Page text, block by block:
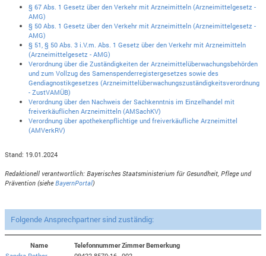
§ 67 Abs. 1 Gesetz über den Verkehr mit Arzneimitteln (Arzneimittelgesetz -
AMG)
§ 50 Abs. 1 Gesetz über den Verkehr mit Arzneimitteln (Arzneimittelgesetz -
AMG)
§ 51, § 50 Abs. 3 i.V.m. Abs. 1 Gesetz über den Verkehr mit Arzneimitteln
(Arzneimittelgesetz - AMG)
Verordnung über die Zuständigkeiten der Arzneimittelüberwachungsbehörden
und zum Vollzug des Samenspenderregistergesetzes sowie des
Gendiagnostikgesetzes (Arzneimittelüberwachungszuständigkeitsverordnung
- ZustVAMÜB)
Verordnung über den Nachweis der Sachkenntnis im Einzelhandel mit
freiverkäuflichen Arzneimitteln (AMSachKV)
Verordnung über apothekenpflichtige und freiverkäufliche Arzneimittel
(AMVerkRV)
Stand: 19.01.2024
Redaktionell verantwortlich: Bayerisches Staatsministerium für Gesundheit, Pflege und
Prävention (sieheBayernPortal)
Folgende Ansprechpartner sind zuständig:
Name TelefonnummerZimmerBemerkung